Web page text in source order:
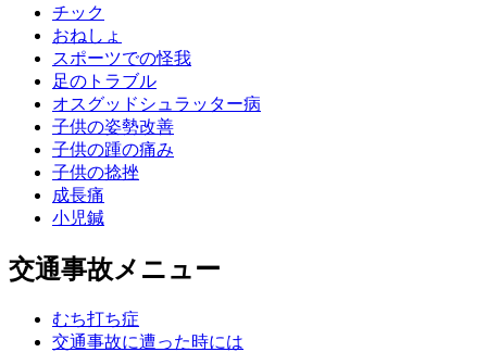
チック
おねしょ
スポーツでの怪我
足のトラブル
オスグッドシュラッター病
子供の姿勢改善
子供の踵の痛み
子供の捻挫
成長痛
小児鍼
交通事故メニュー
むち打ち症
交通事故に遭った時には